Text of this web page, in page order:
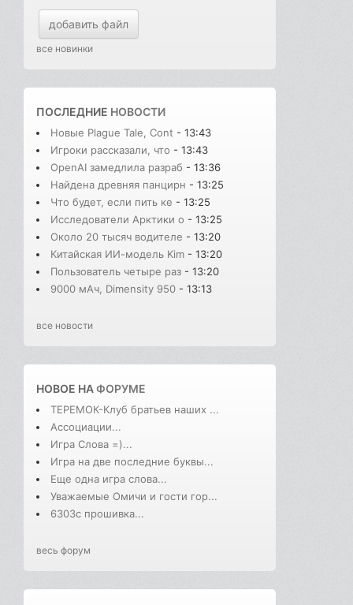
добавить файл
все новинки
ПОСЛЕДНИЕ НОВОСТИ
Новые Plague Tale, Cont - 13:43
Игроки рассказали, что - 13:43
OpenAI замедлила разраб - 13:36
Найдена древняя панцирн - 13:25
Что будет, если пить ке - 13:25
Исследователи Арктики о - 13:25
Около 20 тысяч водителе - 13:20
Китайская ИИ-модель Kim - 13:20
Пользователь четыре раз - 13:20
9000 мАч, Dimensity 950 - 13:13
все новости
НОВОЕ НАФОРУМЕ
ТЕРЕМОК-Клуб братьев наших ...
Ассоциации...
Игра Слова =)...
Игра на две последние буквы...
Еще одна игра слова...
Уважаемые Омичи и гости гор...
6303с прошивка...
весь форум